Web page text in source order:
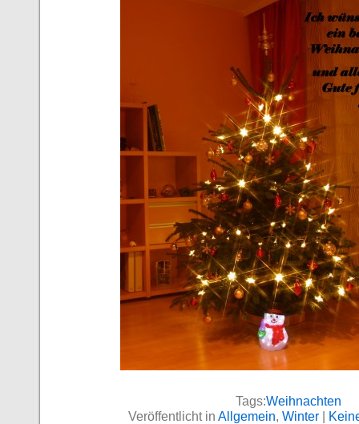
Tags:Weihnachten
Veröffentlicht in Allgemein, Winter |